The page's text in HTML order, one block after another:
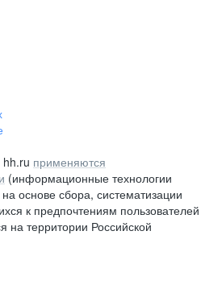
применяются
(информационные технологии
основе сбора, систематизации
к предпочтениям пользователей
на территории Российской